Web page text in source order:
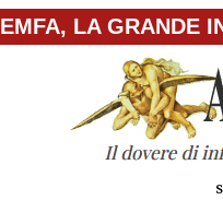
EMFA, LA GRANDE